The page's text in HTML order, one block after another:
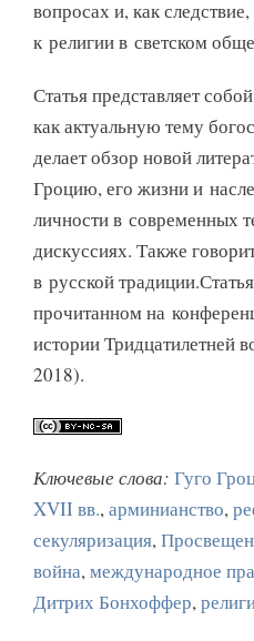
вопросах и, как
к религии в светском
Статья представляет
как актуальную тему
делает обзор новой
Гроцию, его жизни и
личности в современных
дискуссиях. Также
в русской
прочитанном на
истории Тридцатилетней
2018).
Ключевые слова: Гуго
XVII вв.,арминианство,
секуляризация,
война,международное
Дитрих Бонхоффер,